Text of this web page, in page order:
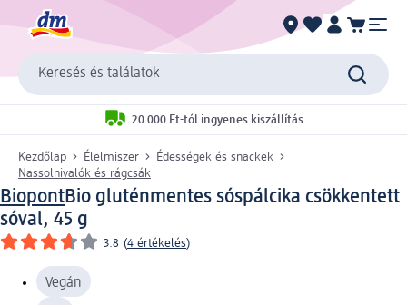
Keresés és találatok
20 000 Ft-tól ingyenes kiszállítás
Kezdőlap Élelmiszer
Édességek és snackek
Nassolnivalók és rágcsák
BiopontBio gluténmentes sóspálcika csökkentett
sóval, 45 g
3.8 (4 értékelés)
Vegán